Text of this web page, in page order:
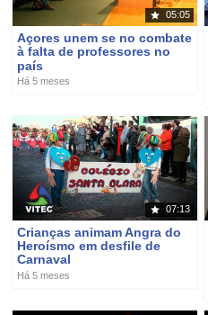
05:05
Açores unem se no combate
à falta de professores no
país
Há 5 meses
07:13
Crianças animam Angra do
Heroísmo em desfile de
Carnaval
Há 5 meses